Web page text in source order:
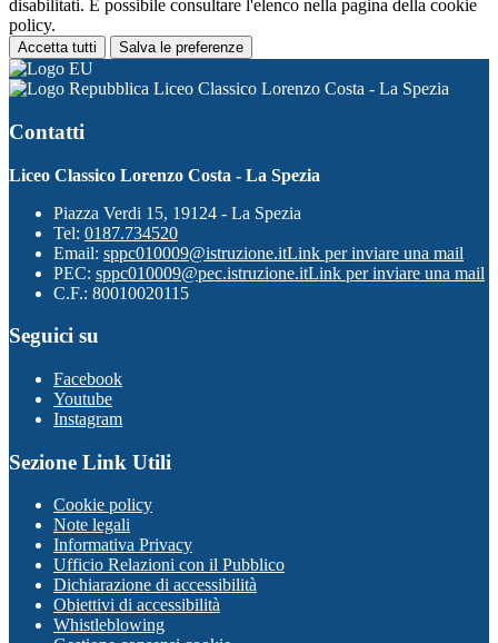
disabilitati. È possibile consultare l'elenco nella pagina della cookie
policy.
Accetta tutti Salva le preferenze
Liceo Classico Lorenzo Costa - La Spezia
Contatti
Liceo Classico Lorenzo Costa - La Spezia
Piazza Verdi 15, 19124 - La Spezia
Tel: 0187.734520
Email: sppc010009@istruzione.itLink per inviare una mail
PEC: sppc010009@pec.istruzione.itLink per inviare una mail
C.F.: 80010020115
Seguici su
Facebook
Youtube
Instagram
Sezione Link Utili
Cookie policy
Note legali
Informativa Privacy
Ufficio Relazioni con il Pubblico
Dichiarazione di accessibilità
Obiettivi di accessibilità
Whistleblowing